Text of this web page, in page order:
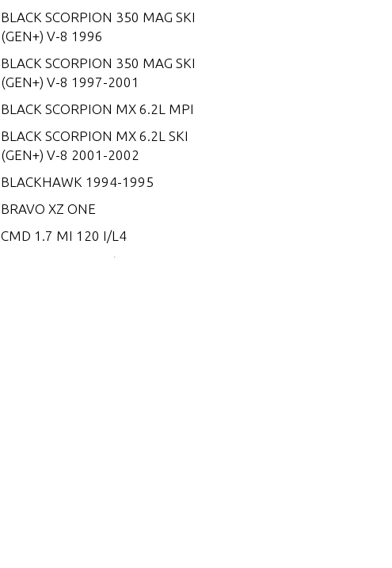
BLACK SCORPION 350 MAG SKI
(GEN+) V-8 1996
BLACK SCORPION 350 MAG SKI
(GEN+) V-8 1997-2001
BLACK SCORPION MX 6.2L MPI
BLACK SCORPION MX 6.2L SKI
(GEN+) V-8 2001-2002
BLACKHAWK 1994-1995
BRAVO XZ ONE
CMD 1.7 MI 120 I/L4
CMD 1.7 MS 120 I/L4